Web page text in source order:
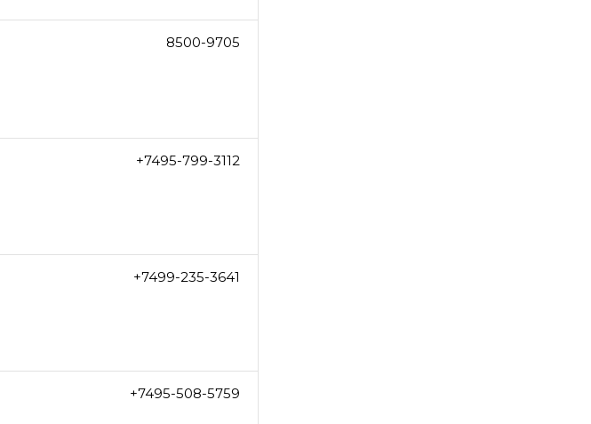
8500-9705
+7495-799-3112
+7499-235-3641
+7495-508-5759